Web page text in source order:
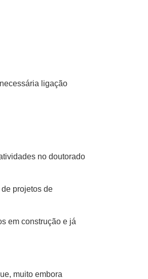
ligação
no doutorado
projetos de
em construção e já
muito embora